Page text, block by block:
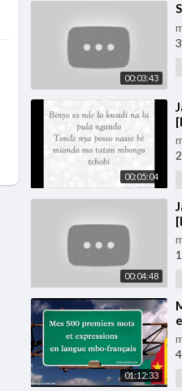
00:03:43
00:05:04
00:04:48
01:12:33